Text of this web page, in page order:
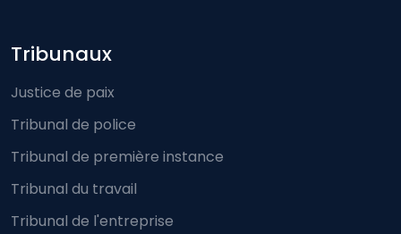
Footer-menu
Tribunaux
Justice de paix
Tribunal de police
Tribunal de première instance
Tribunal du travail
Tribunal de l'entreprise